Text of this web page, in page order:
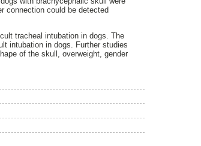
connection could be detected
tracheal intubation in dogs. The
intubation in dogs. Further studies
of the skull, overweight, gender